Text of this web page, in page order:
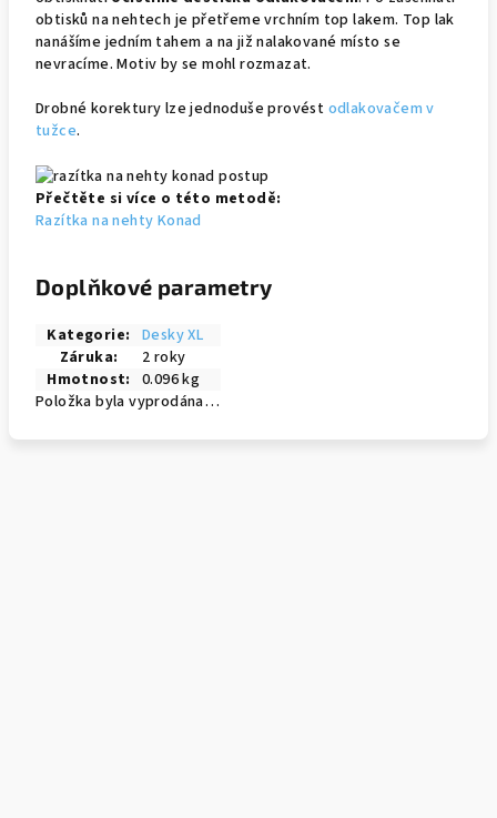
obtisků na nehtech je přetřeme vrchním top lakem. Top lak
nanášíme jedním tahem a na již nalakované místo se
nevracíme. Motiv by se mohl rozmazat.
Drobné korektury lze jednoduše provést odlakovačem v
tužce.
Přečtěte si více o této metodě:
Razítka na nehty Konad
Doplňkové parametry
Kategorie: Desky XL
Záruka:
2 roky
Hmotnost: 0.096 kg
Položka byla vyprodána…